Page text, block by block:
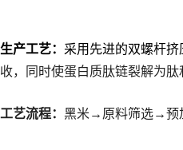
生产工艺： 采用先进的双螺杆挤
收，同时使蛋白质肽链裂解为肽
工艺流程： 黑米→原料筛选→